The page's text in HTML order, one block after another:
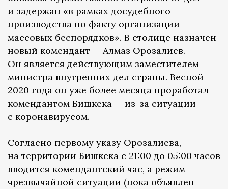
и задержан «в рамках досудебного
производства по факту организации
массовых беспорядков». В столице назначен
новый комендант — Алмаз Орозалиев.
Он является действующим заместителем
министра внутренних дел страны. Весной
2020 года он уже более месяца проработал
комендантом Бишкека — из-за ситуации
с коронавирусом.
Согласно первому указу Орозалиева,
на территории Бишкека с 21:00 до 05:00 часов
вводится комендантский час, а режим
чрезвычайной ситуации (пока объявлен